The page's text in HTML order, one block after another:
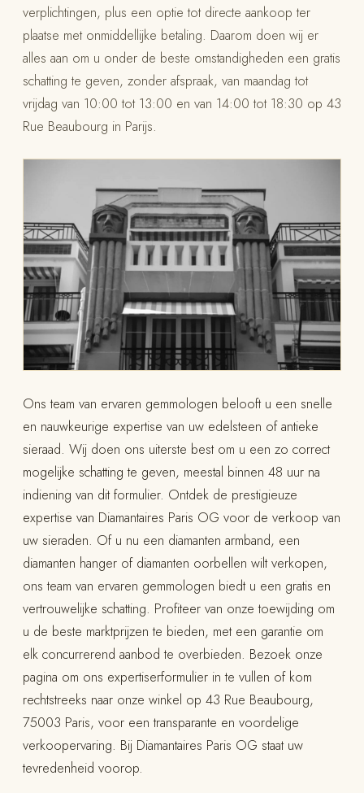
verplichtingen, plus een optie tot directe aankoop ter
plaatse met onmiddellijke betaling. Daarom doen wij er
alles aan om u onder de beste omstandigheden een gratis
schatting te geven, zonder afspraak, van maandag tot
vrijdag van 10:00 tot 13:00 en van 14:00 tot 18:30 op 43
Rue Beaubourg in Parijs.
Ons team van ervaren gemmologen belooft u een snelle
en nauwkeurige expertise van uw edelsteen of antieke
sieraad. Wij doen ons uiterste best om u een zo correct
mogelijke schatting te geven, meestal binnen 48 uur na
indiening van dit formulier. Ontdek de prestigieuze
expertise van Diamantaires Paris OG voor de verkoop van
uw sieraden. Of u nu een diamanten armband, een
diamanten hanger of diamanten oorbellen wilt verkopen,
ons team van ervaren gemmologen biedt u een gratis en
vertrouwelijke schatting. Profiteer van onze toewijding om
u de beste marktprijzen te bieden, met een garantie om
elk concurrerend aanbod te overbieden. Bezoek onze
pagina om ons expertiserformulier in te vullen of kom
rechtstreeks naar onze winkel op 43 Rue Beaubourg,
75003 Paris, voor een transparante en voordelige
verkoopervaring. Bij Diamantaires Paris OG staat uw
tevredenheid voorop.